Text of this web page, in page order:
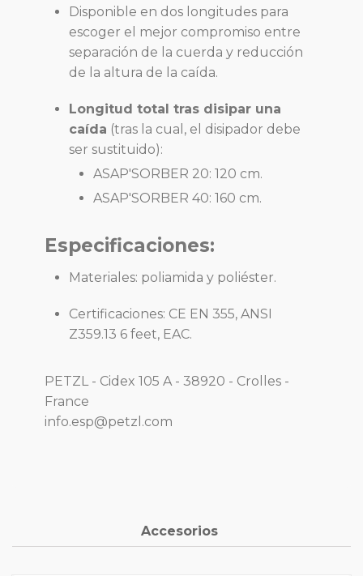
Disponible en dos longitudes para
escoger el mejor compromiso entre
separación de la cuerda y reducción
de la altura de la caída.
Longitud total tras disipar una
caída (tras la cual, el disipador debe
ser sustituido):
ASAP'SORBER 20: 120 cm.
ASAP'SORBER 40: 160 cm.
Especificaciones:
Materiales: poliamida y poliéster.
Certificaciones: CE EN 355, ANSI
Z359.13 6 feet, EAC.
PETZL - Cidex 105 A - 38920 - Crolles -
France
info.esp@petzl.com
Accesorios